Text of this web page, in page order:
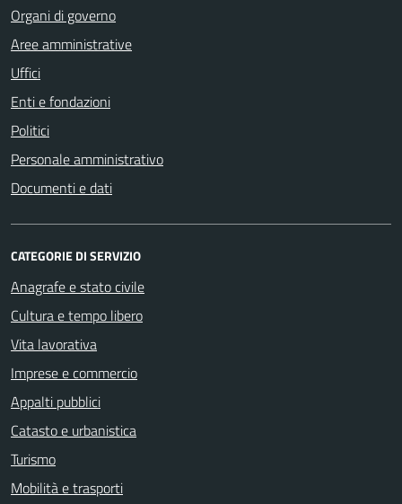
Organi di governo
Aree amministrative
Uffici
Enti e fondazioni
Politici
Personale amministrativo
Documenti e dati
CATEGORIE DI SERVIZIO
Anagrafe e stato civile
Cultura e tempo libero
Vita lavorativa
Imprese e commercio
Appalti pubblici
Catasto e urbanistica
Turismo
Mobilità e trasporti